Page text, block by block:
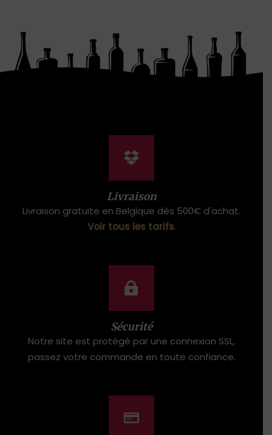
Livraison
Livraison gratuite en Belgique dès 500€ d'achat.
Voir tous les tarifs.
Sécurité
Notre site est protégé par une connexion SSL,
passez votre commande en toute confiance.